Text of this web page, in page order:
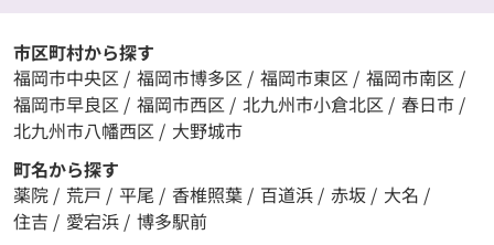
市区町村から探す
福岡市中央区 / 福岡市博多区 / 福岡市東区 / 福岡市南区 /
福岡市早良区 / 福岡市西区 / 北九州市小倉北区 / 春日市 /
北九州市八幡西区 / 大野城市
町名から探す
薬院 / 荒戸 / 平尾 / 香椎照葉 / 百道浜 / 赤坂 / 大名 /
住吉 / 愛宕浜 / 博多駅前